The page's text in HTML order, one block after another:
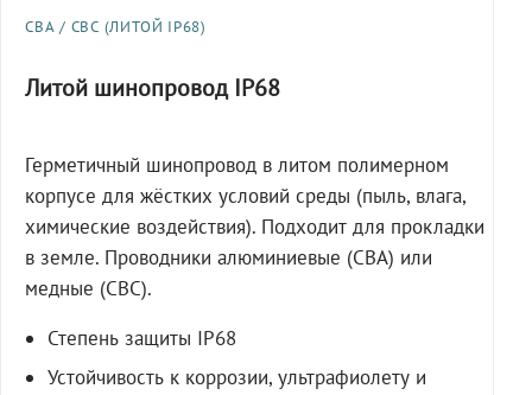
СВА / СВС (ЛИТОЙ IP68)
Литой шинопровод IP68
Герметичный шинопровод в литом полимерном
корпусе для жёстких условий среды (пыль, влага,
химические воздействия). Подходит для прокладки
в земле. Проводники алюминиевые (СВА) или
медные (СВС).
Степень защиты IP68
Устойчивость к коррозии, ультрафиолету и